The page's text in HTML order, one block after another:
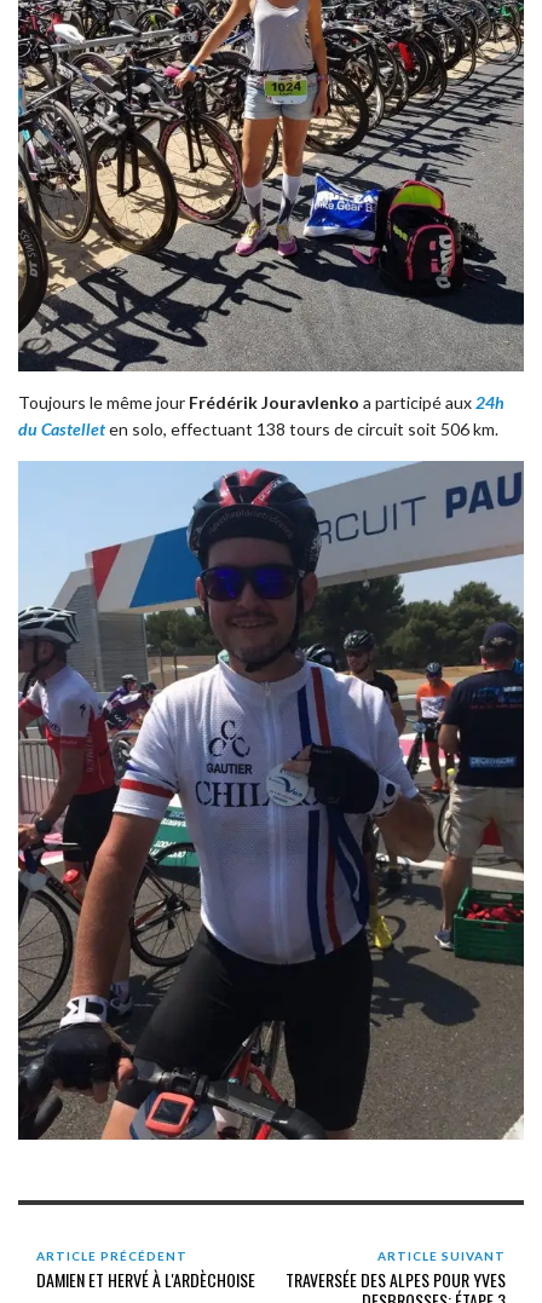
Toujours le même jour Frédérik Jouravlenko a participé aux24h
du Castelleten solo, effectuant 138 tours de circuit soit 506 km.
ARTICLE PRÉCÉDENT
DAMIEN ET HERVÉ À L'ARDÈCHOISE
ARTICLE SUIVANT
TRAVERSÉE DES ALPES POUR YVES